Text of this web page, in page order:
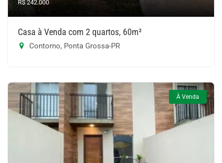
R$ 242.000
Casa à Venda com 2 quartos, 60m²
Contorno, Ponta Grossa-PR
À Venda